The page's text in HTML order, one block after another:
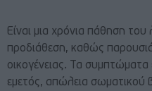
Είναι μια χρόνια πάθηση
προδιάθεση, καθώς
οικογένειας. Τα συμπτώματα
εμετός, απώλεια